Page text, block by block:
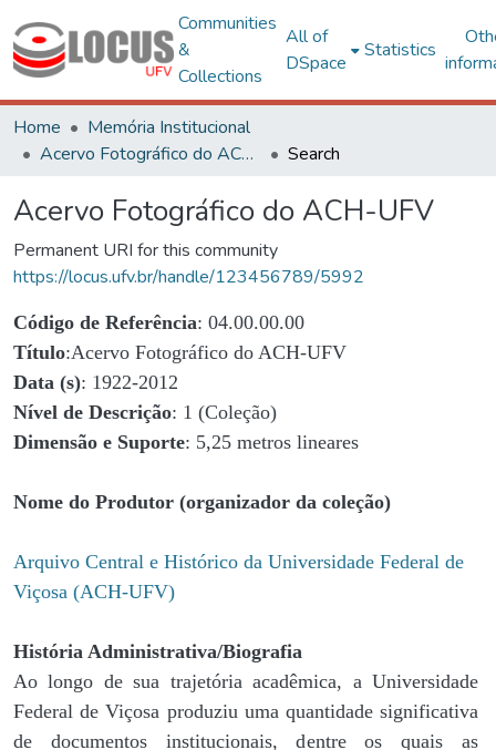
Communities
&
Collections
All of
DSpace
Statistics
Home
Memória Institucional
Acervo Fotográfico do ACH-UFV
Search
Acervo Fotográfico do ACH-UFV
Permanent URI for this community
https://locus.ufv.br/handle/123456789/5992
Código de Referência: 04.00.00.00
Título:Acervo Fotográfico do ACH-UFV
Data (s): 1922-2012
Nível de Descrição: 1 (Coleção)
Dimensão e Suporte: 5,25 metros lineares
Nome do Produtor (organizador da coleção)
Arquivo Central e Histórico da Universidade Federal de
Viçosa (ACH-UFV)
História Administrativa/Biografia
Ao longo de sua trajetória acadêmica, a Universidade
Federal de Viçosa produziu uma quantidade significativa
de documentos institucionais, dentre os quais as